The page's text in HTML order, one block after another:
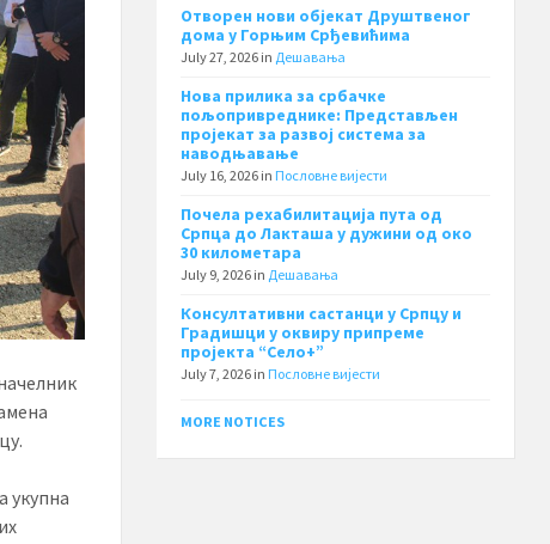
укупна
Отворен нови објекат Друштвеног
дома у Горњим Срђевићима
July 27, 2026 in Дешавања
Нова прилика за србачке
пољопривреднике: Представљен
пројекат за развој система за
наводњавање
July 16, 2026 in Пословне вијести
Почела рехабилитација пута од
Српца до Лакташа у дужини од око
30 километара
July 9, 2026 in Дешавања
Консултативни састанци у Српцу и
Градишци у оквиру припреме
пројекта “Село+”
July 7, 2026 in Пословне вијести
MORE NOTICES